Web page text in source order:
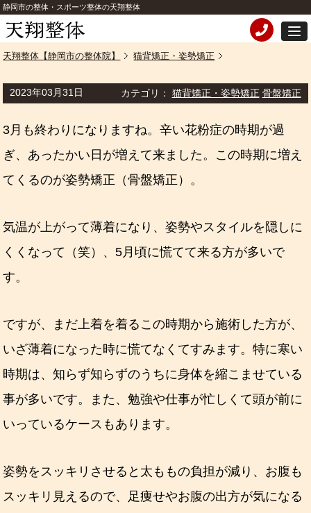
静岡市の整体・スポーツ整体の天翔整体
天翔整体【静岡市の整体院】 猫背矯正・姿勢矯正
2023年03月31日 カテゴリ： 猫背矯正・姿勢矯正 骨盤矯正
3 月も終わりになりますね。辛い花粉症の時期が過
ぎ、あったかい日が増えて来ました。 この時期に増え
てくるのが姿勢矯正（骨盤矯正）。
気温が上がって薄着になり、姿勢やスタイルを隠しに
くくなって（笑）、5 月頃に慌てて来る方が多いで
す。
ですが、まだ上着を着るこの時期から施術した方が、
いざ薄着になった時に慌てなくてすみます。特に寒い
時期は、知らず知らずのうちに身体を縮こませている
事が多いです。また、勉強や仕事が忙しくて頭が前に
いっているケースもあります。
姿勢をスッキリさせると太ももの負担が減り、お腹も
スッキリ見えるので、足痩せやお腹の出方が気になる